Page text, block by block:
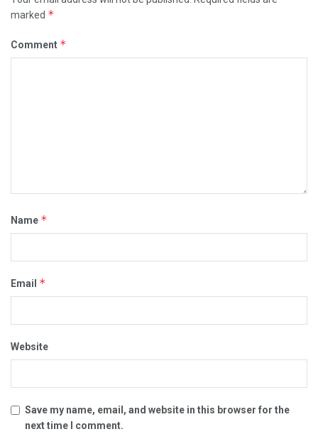
marked *
Comment *
Name *
Email *
Website
Save my name, email, and website in this browser for the
next time I comment.